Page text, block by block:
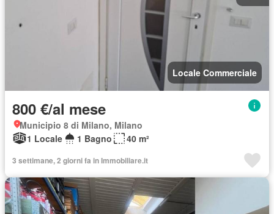
Locale Commerciale
800 €/al mese
Municipio 8 di Milano, Milano
1 Locale
1 Bagno 40 m²
3 settimane, 2 giorni fa in Immobiliare.it